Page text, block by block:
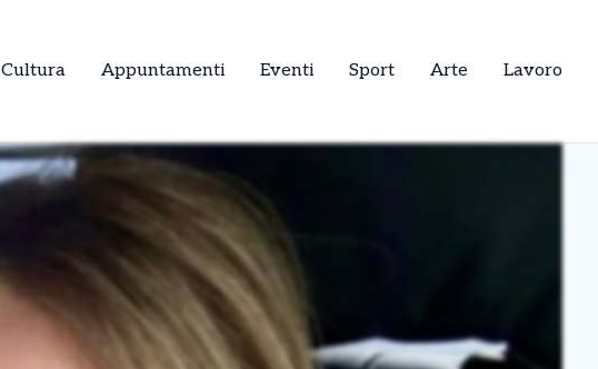
Cultura Appuntamenti Eventi Sport Arte Lavoro